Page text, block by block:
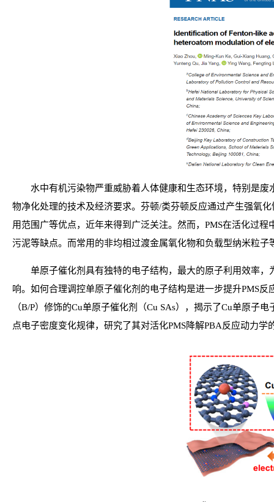
水中有机污染物严重威胁着人体健康和生态环境，特别是
物净化处理的技术及经济要求。芬顿/类芬顿反应通过产生强氧
用范围广等优点，近年来得到广泛关注。然而，PMS在活化过
污泥等缺点。而常用的非均相过渡金属氧化物和负载型纳米粒
单原子催化剂具有独特的电子结构，最大的原子利用效率
响。如何合理调控单原子催化剂的电子结构是进一步提升PMS
（B/P）修饰的Cu单原子催化剂（Cu SAs），揭示了Cu单原子
点电子密度变化规律，研究了其对活化PMS降解PBA反应动力